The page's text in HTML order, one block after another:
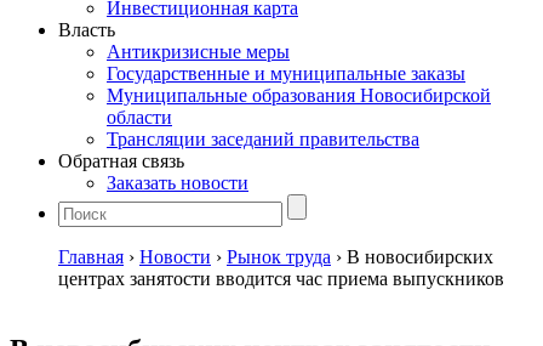
Инвестиционная карта
Власть
Антикризисные меры
Государственные и муниципальные заказы
Муниципальные образования Новосибирской
области
Трансляции заседаний правительства
Обратная связь
Заказать новости
Главная › Новости › Рынок труда › В новосибирских
центрах занятости вводится час приема выпускников